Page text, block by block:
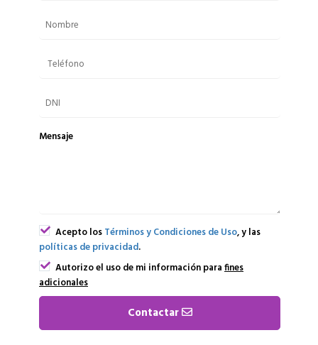
Mensaje
Acepto losTérminos y Condiciones de Uso, y las
políticas de privacidad.
Autorizo el uso de mi información parafines
adicionales
Contactar